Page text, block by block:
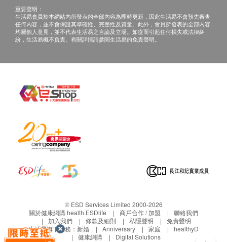
重要聲明：
生活易會員於本網站內所發表的全部內容為即時更新，因此生活易不會預先審查
任何內容，並不會保證其準確性、完整性及質量。此外，會員所發表的全部內容
均屬個人意見，並不代表生活易之言論及立場。如從而引起任何損失或法律糾
紛，生活易概不負責。有關詳情請參閱生活易的免責聲明。
© ESD Services Limited 2000-2026
關於健康網購 health.ESDlife
商戶合作 / 加盟
聯絡我們
加入我們
條款及細則 私隱聲明
免責聲明
生活易旗下業務： 新婚 Anniversary 家庭
healthyD
健康網購
Digital Solutions